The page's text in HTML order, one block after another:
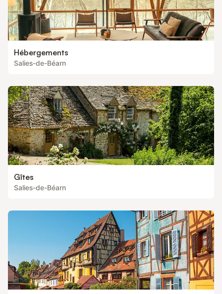
Hébergements
Salies-de-Béarn
Gîtes
Salies-de-Béarn